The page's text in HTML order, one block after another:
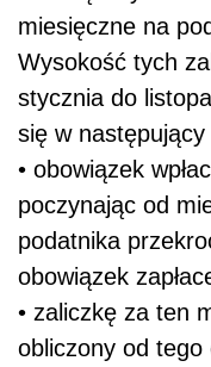
miesięczne na
Wysokość tych
stycznia do
się w następujący
• obowiązek
poczynając od
podatnika
obowiązek
• zaliczkę za ten
obliczony od tego